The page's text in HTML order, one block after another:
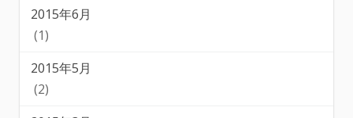
2015年6月
(1)
2015年5月
(2)